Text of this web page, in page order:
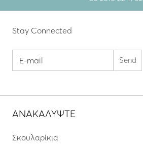
Stay Connected
ΑΝΑΚΑΛΥΨΤΕ
Σκουλαρίκια